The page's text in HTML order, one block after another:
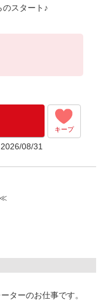
スタート♪
キープ
08/31
、
す♪
ターのお仕事です。